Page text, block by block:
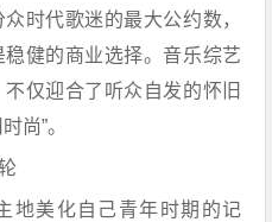
时代歌迷的最大公约数，
健的商业选择。音乐综艺
仅迎合了听众自发的怀旧
尚”。
地美化自己青年时期的记